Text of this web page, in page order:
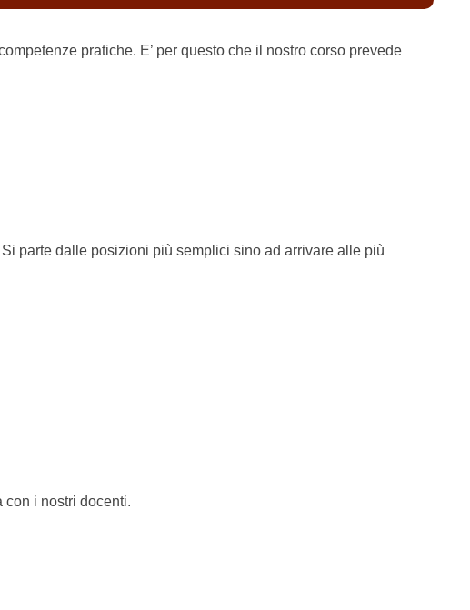
pratiche. E’ per questo che il nostro corso prevede
parte dalle posizioni più semplici sino ad arrivare alle più
con i nostri docenti.